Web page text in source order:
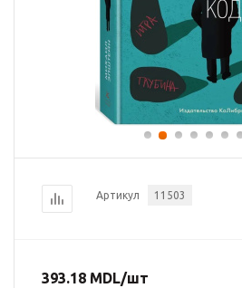
Артикул 11503
393.18 MDL/шт